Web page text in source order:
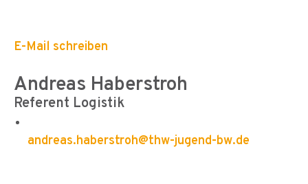
E-Mail schreiben
Andreas Haberstroh
Referent Logistik
andreas.haberstroh@thw-jugend-bw.de